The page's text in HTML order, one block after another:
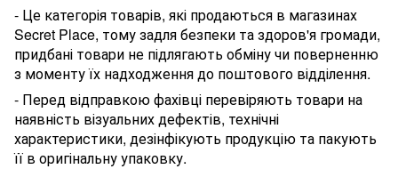
- Це категорія товарів, які продаються в магазинах
Secret Place, тому задля безпеки та здоров'я громади,
придбані товари не підлягають обміну чи поверненню
з моменту їх надходження до поштового відділення.
- Перед відправкою фахівці перевіряють товари на
наявність візуальних дефектів, технічні
характеристики, дезінфікують продукцію та пакують
її в оригінальну упаковку.